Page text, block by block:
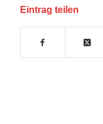
Eintrag teilen